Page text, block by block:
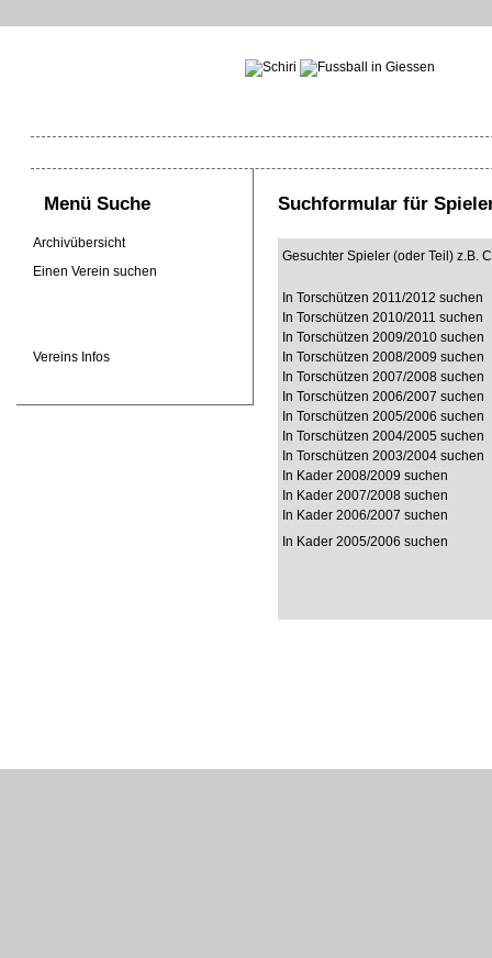
Menü Suche
Archivübersicht
Einen Verein suchen
Vereins Infos
Suchformular für
Gesuchter Spieler (oder Teil) z.B.
In Torschützen 2011/2012 suchen
In Torschützen 2010/2011 suchen
In Torschützen 2009/2010 suchen
In Torschützen 2008/2009 suchen
In Torschützen 2007/2008 suchen
In Torschützen 2006/2007 suchen
In Torschützen 2005/2006 suchen
In Torschützen 2004/2005 suchen
In Torschützen 2003/2004 suchen
In Kader 2008/2009 suchen
In Kader 2007/2008 suchen
In Kader 2006/2007 suchen
In Kader 2005/2006 suchen